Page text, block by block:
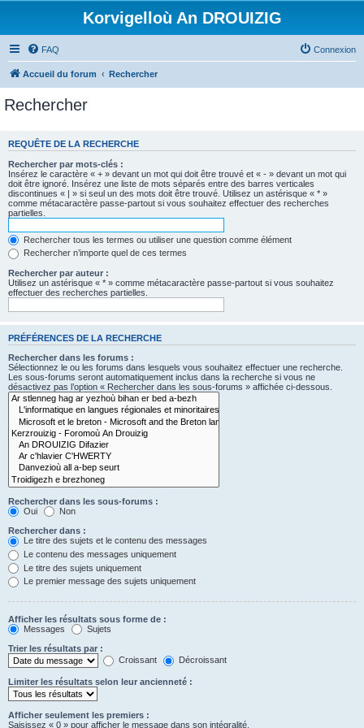
Korvigelloù An DROUIZIG
FAQ Connexion
Accueil du forum Rechercher
Rechercher
REQUÊTE DE LA RECHERCHE
Rechercher par mots-clés :
Insérez le caractère « + » devant un mot qui doit être trouvé et « - » devant un mot qui
doit être ignoré. Insérez une liste de mots séparés entre des barres verticales
discontinues « | » si seul un des mots doit être trouvé. Utilisez un astérisque « * »
comme métacaractère passe-partout si vous souhaitez effectuer des recherches
partielles.
Rechercher tous les termes ou utiliser une question comme élément
Rechercher n’importe quel de ces termes
Rechercher par auteur :
Utilisez un astérisque « * » comme métacaractère passe-partout si vous souhaitez
effectuer des recherches partielles.
PRÉFÉRENCES DE LA RECHERCHE
Rechercher dans les forums :
Sélectionnez le ou les forums dans lesquels vous souhaitez effectuer une recherche.
Les sous-forums seront automatiquement inclus dans la recherche si vous ne
désactivez pas l’option « Rechercher dans les sous-forums » affichée ci-dessous.
Rechercher dans les sous-forums :
Oui
Non
Rechercher dans :
Le titre des sujets et le contenu des messages
Le contenu des messages uniquement
Le titre des sujets uniquement
Le premier message des sujets uniquement
Afficher les résultats sous forme de :
Messages
Sujets
Trier les résultats par :
Croissant
Décroissant
Limiter les résultats selon leur ancienneté :
Afficher seulement les premiers :
Saisissez « 0 » pour afficher le message dans son intégralité.